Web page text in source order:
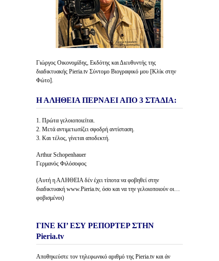
Γιώργος Οικονομίδης, Εκδότης και Διευθυντής της
διαδικτυακής Pieria.tv Σύντομο Βιογραφικό μου [Κλίκ στην
Φώτο].
Η ΑΛΗΘΕΙΑ ΠΕΡΝΑΕΙ ΑΠΟ 3 ΣΤΑΔΙΑ:
1. Πρώτα γελοιοποιείται.
2. Μετά αντιμετωπίζει σφοδρή αντίσταση.
3. Και τέλος, γίνεται αποδεκτή.
Arthur Schopenhauer
Γερμανός Φιλόσοφος
(Αυτή η ΑΛΗΘΕΙΑ δέν έχει τίποτα να φοβηθεί στην
διαδικτυακή www.Pieria.tv, όσο και να την γελοιοποιούν οι…
φοβισμένοι)
ΓΙΝΕ ΚΙ’ ΕΣΥ ΡΕΠΟΡΤΕΡ ΣΤΗΝ
Pieria.tv
Αποθηκεύστε τον τηλεφωνικό αριθμό της Pieria.tv και άν